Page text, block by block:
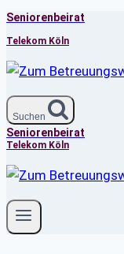
Zum
Inhalt
springen
Seniorenbeirat
Telekom Köln
Suchen
Seniorenbeirat
Telekom Köln